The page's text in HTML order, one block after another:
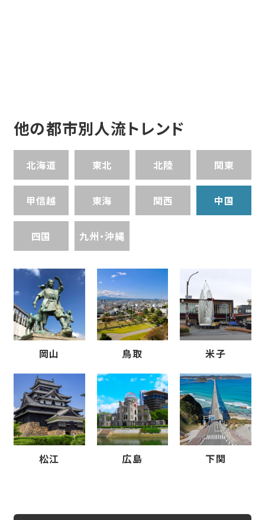
他の都市別人流トレンド
北海道 東北 北陸 関東
甲信越 東海 関西 中国
四国 九州・沖縄
岡山 鳥取 米子
松江 広島 下関